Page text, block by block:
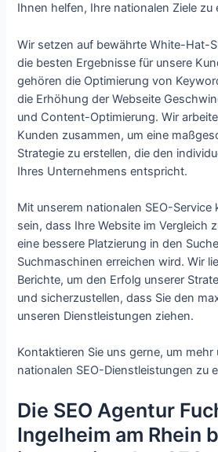
Ihnen helfen, Ihre nationalen Ziele zu
Wir setzen auf bewährte White-Hat-
die besten Ergebnisse für unsere
gehören die Optimierung von
die Erhöhung der Webseite
und Content-Optimierung. Wir
Kunden zusammen, um eine
Strategie zu erstellen, die den
Ihres Unternehmens entspricht.
Mit unserem nationalen SEO-Service
sein, dass Ihre Website im Vergleich
eine bessere Platzierung in den
Suchmaschinen erreichen wird. Wir
Berichte, um den Erfolg unserer
und sicherzustellen, dass Sie den
unseren Dienstleistungen ziehen.
Kontaktieren Sie uns gerne, um mehr
nationalen SEO-Dienstleistungen zu
Die SEO Agentur
Ingelheim am Rhein